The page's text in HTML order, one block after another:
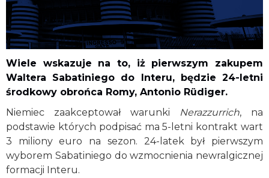
Wiele wskazuje na to, iż pierwszym zakupem
Waltera Sabatiniego do Interu, będzie 24-letni
środkowy obrońca Romy, Antonio Rüdiger.
Niemiec zaakceptował warunki
Nerazzurrich, na
podstawie których podpisać ma 5-letni kontrakt wart
3 miliony euro na sezon. 24-latek był pierwszym
wyborem Sabatiniego do wzmocnienia newralgicznej
formacji Interu.